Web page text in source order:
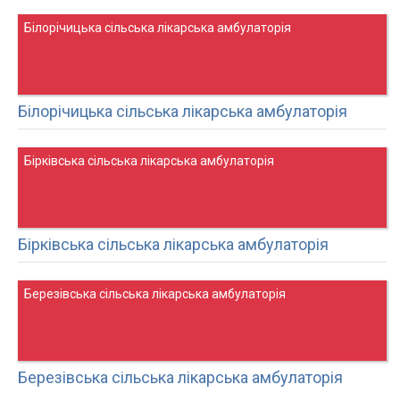
Білорічицька сільська лікарська амбулаторія
Білорічицька сільська лікарська амбулаторія
Бірківська сільська лікарська амбулаторія
Бірківська сільська лікарська амбулаторія
Березівська сільська лікарська амбулаторія
Березівська сільська лікарська амбулаторія